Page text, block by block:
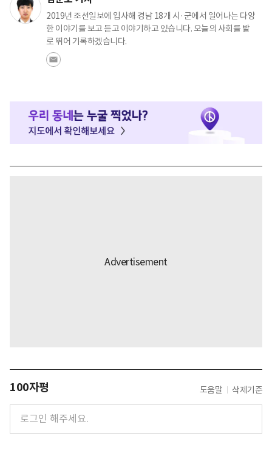
2019년 조선일보에 입사해 경남 18개 시·군에서 일어나는 다양
한 이야기를 보고 듣고 이야기하고 있습니다. 오늘의 사회를 발
로 뛰어 기록하겠습니다.
100자평 도움말 삭제기준